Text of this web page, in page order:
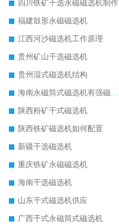
四川铁矿干选永磁磁选机制作
福建鼓形永磁磁选机
江西河沙磁选机工作原理
贵州矿山干选磁选机
贵州湿式磁选机结构
海南永磁筒式磁选机有强磁的吗
陕西粉矿干式磁选机
陕西铁矿磁选机如何配置
新疆干选磁选机
重庆铁矿永磁磁选机
海南干选磁选机
山东干式磁选机供应
广西干式永磁筒式磁选机